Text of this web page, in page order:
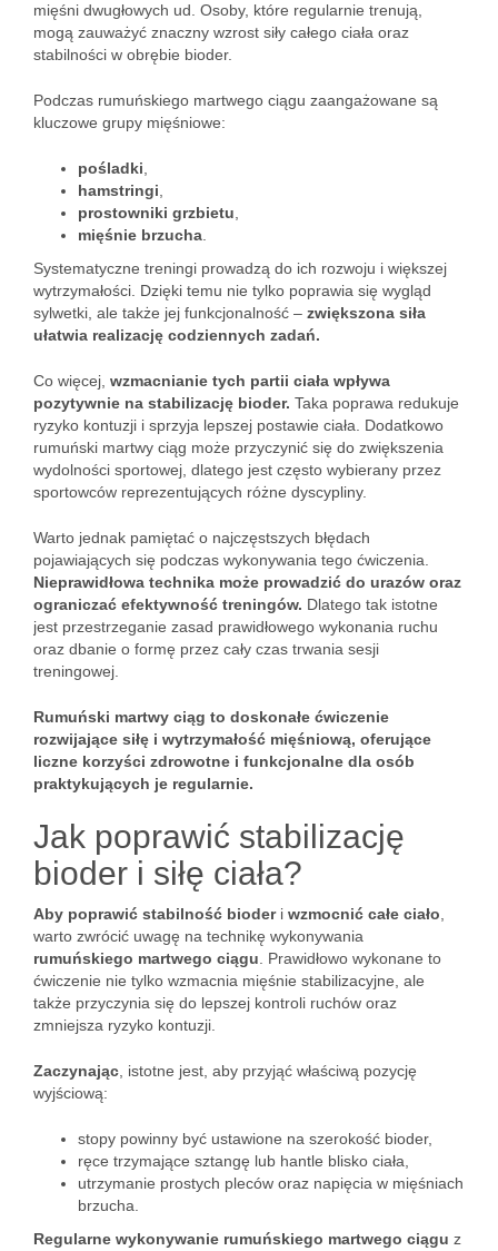
mięśni dwugłowych ud. Osoby, które regularnie trenują,
mogą zauważyć znaczny wzrost siły całego ciała oraz
stabilności w obrębie bioder.
Podczas rumuńskiego martwego ciągu zaangażowane są
kluczowe grupy mięśniowe:
pośladki
hamstringi
prostowniki grzbietu
mięśnie brzucha
Systematyczne treningi prowadzą do ich rozwoju i większej
wytrzymałości. Dzięki temu nie tylko poprawia się wygląd
sylwetki, ale także jej funkcjonalność – zwiększona siła
ułatwia realizację codziennych zadań.
Co więcej, wzmacnianie tych partii ciała wpływa
pozytywnie na stabilizację bioder. Taka poprawa redukuje
ryzyko kontuzji i sprzyja lepszej postawie ciała. Dodatkowo
rumuński martwy ciąg może przyczynić się do zwiększenia
wydolności sportowej, dlatego jest często wybierany przez
sportowców reprezentujących różne dyscypliny.
Warto jednak pamiętać o najczęstszych błędach
pojawiających się podczas wykonywania tego ćwiczenia.
Nieprawidłowa technika może prowadzić do urazów oraz
ograniczać efektywność treningów. Dlatego tak istotne
jest przestrzeganie zasad prawidłowego wykonania ruchu
oraz dbanie o formę przez cały czas trwania sesji
treningowej.
Rumuński martwy ciąg to doskonałe ćwiczenie
rozwijające siłę i wytrzymałość mięśniową, oferujące
liczne korzyści zdrowotne i funkcjonalne dla osób
praktykujących je regularnie.
Jak poprawić stabilizację
bioder i siłę ciała?
Aby poprawić stabilność bioderi wzmocnić całe ciało
warto zwrócić uwagę na technikę wykonywania
rumuńskiego martwego ciągu . Prawidłowo wykonane to
ćwiczenie nie tylko wzmacnia mięśnie stabilizacyjne, ale
także przyczynia się do lepszej kontroli ruchów oraz
zmniejsza ryzyko kontuzji.
Zaczynając , istotne jest, aby przyjąć właściwą pozycję
wyjściową:
stopy powinny być ustawione na szerokość bioder,
ręce trzymające sztangę lub hantle blisko ciała,
utrzymanie prostych pleców oraz napięcia w mięśniach
brzucha.
Regularne wykonywanie rumuńskiego martwego ciągu z